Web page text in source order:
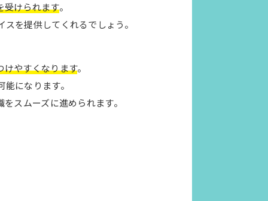
受けられます。
を提供してくれるでしょう。
けやすくなります。
になります。
スムーズに進められます。